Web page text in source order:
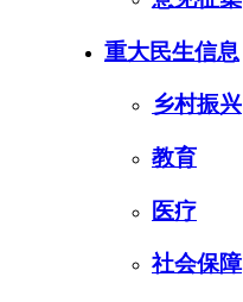
重大民生信息
乡村振兴
教育
医疗
社会保障